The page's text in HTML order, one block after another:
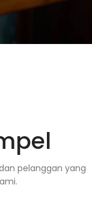
pelanggan yang